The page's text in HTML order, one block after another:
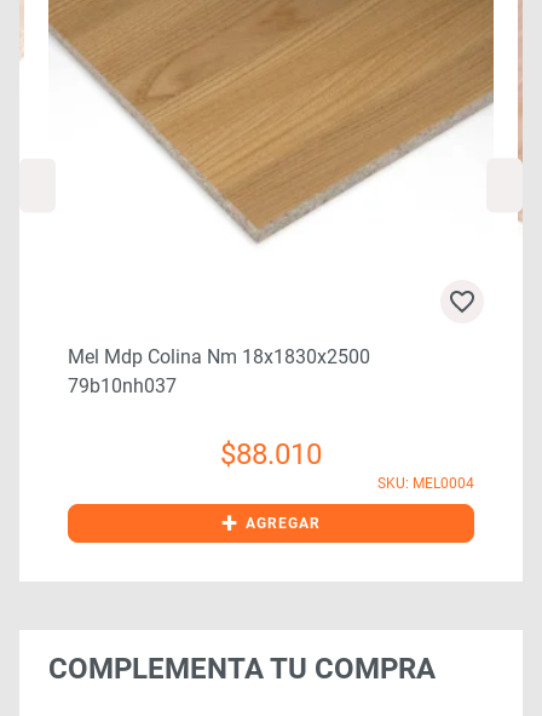
Mel Mdp Colina Nm 18x1830x2500
79b10nh037
$88.010
SKU: MEL0004
+ AGREGAR
COMPLEMENTA TU COMPRA